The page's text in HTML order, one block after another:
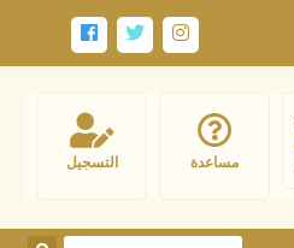
التسجيل مساعدة